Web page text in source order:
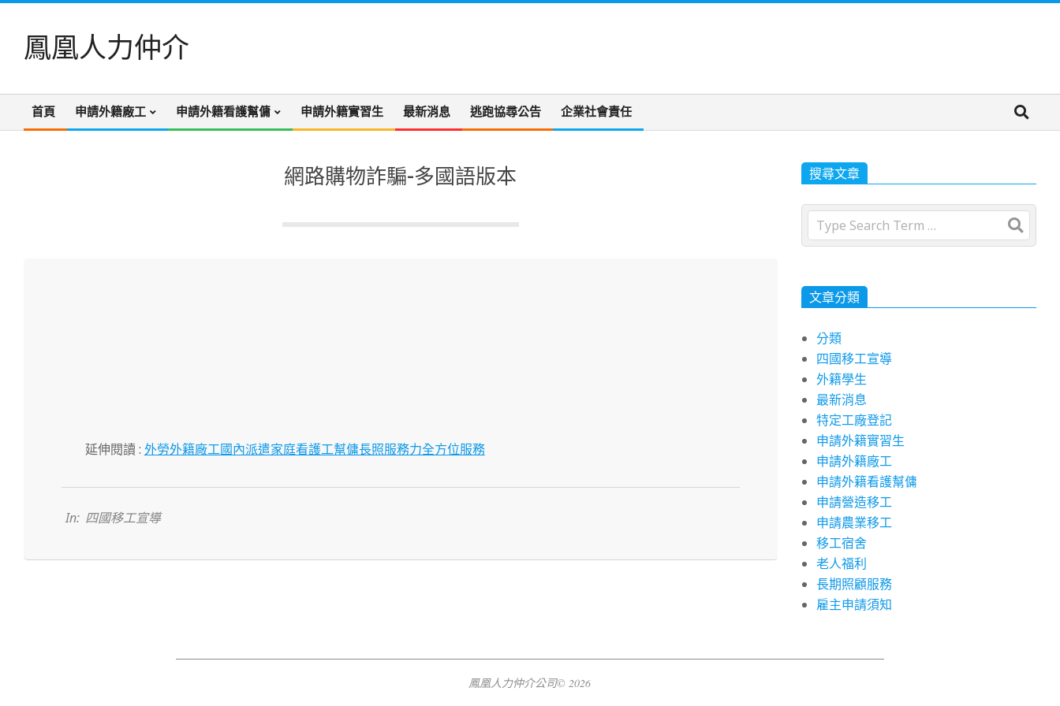
content鳳凰人力仲介
Primary
首頁 申請外籍廠工 申請外籍看護幫傭 申請外籍實習生 最新消息 逃跑協尋公告 企業社會責任
網路購物詐騙-多國語版本
延伸閱讀 : 外勞外籍廠工國內派遣家庭看護工幫傭長照服務力全方位服務
04
In: 四國移工宣導
搜尋文章
Search
文章分類
分類
四國移工宣導
外籍學生
最新消息
特定工廠登記
申請外籍實習生
申請外籍廠工
申請外籍看護幫傭
申請營造移工
申請農業移工
移工宿舍
老人福利
長期照顧服務
雇主申請須知
鳳凰人力仲介公司© 2026